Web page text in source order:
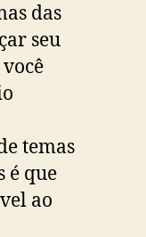
das
seu
temas
é que
ao